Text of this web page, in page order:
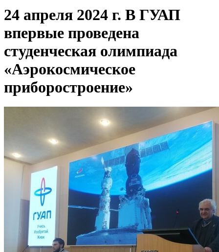
24 апреля 2024 г. В ГУАП
впервые проведена
студенческая олимпиада
«Аэрокосмическое
приборостроение»